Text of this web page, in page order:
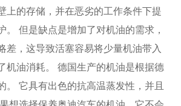
上的存储，并在恶劣的工作条件下提
。 但是缺点是增加了对机油的需求，
差，这导致活塞容易将少量机油带入
机油消耗。 德国生产的机油是根据德
。 它具有出色的抗高温蒸发性，并且